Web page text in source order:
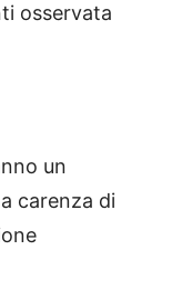
osservata
un
carenza di